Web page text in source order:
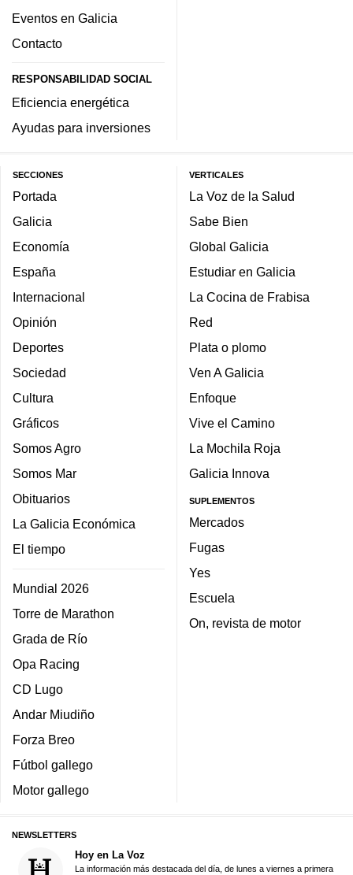
Eventos en Galicia
Contacto
RESPONSABILIDAD SOCIAL
Eficiencia energética
Ayudas para inversiones
SECCIONES
Portada
Galicia
Economía
España
Internacional
Opinión
Deportes
Sociedad
Cultura
Gráficos
Somos Agro
Somos Mar
Obituarios
La Galicia Económica
El tiempo
Mundial 2026
Torre de Marathon
Grada de Río
Opa Racing
CD Lugo
Andar Miudiño
Forza Breo
Fútbol gallego
Motor gallego
VERTICALES
La Voz de la Salud
Sabe Bien
Global Galicia
Estudiar en Galicia
La Cocina de Frabisa
Red
Plata o plomo
Ven A Galicia
Enfoque
Vive el Camino
La Mochila Roja
Galicia Innova
SUPLEMENTOS
Mercados
Fugas
Yes
Escuela
On, revista de motor
NEWSLETTERS
Hoy en La Voz
La información más destacada del día, de lunes a viernes a primera